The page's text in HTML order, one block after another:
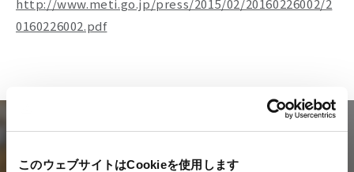
このウェブサイトはCookieを使用します
0160226002.pdf
Mail magazine